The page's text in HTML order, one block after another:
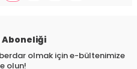
olmak için e-bültenimize
olun!